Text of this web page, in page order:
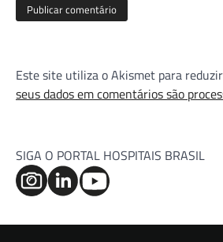
Este site utiliza o Akismet para
seus dados em comentários são
SIGA O PORTAL HOSPITAIS BRASIL